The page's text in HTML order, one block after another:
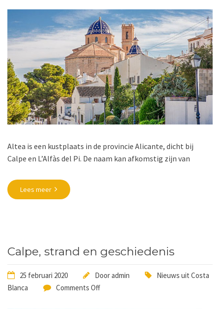
Altea is een kustplaats in de provincie Alicante, dicht bij
Calpe en L’Alfàs del Pi. De naam kan afkomstig zijn van
Lees meer
Calpe, strand en geschiedenis
25 februari 2020 Dooradmin
Nieuws uit Costa
Blanca
Comments Off